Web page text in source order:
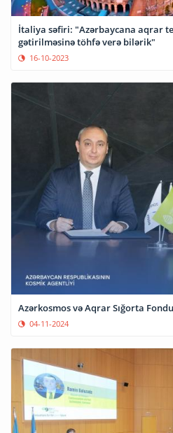
İtaliya səfiri: "Azərbaycana aqrar
gətirilməsinə töhfə verə bilərik"
16-10-2023
Azərkosmos və Aqrar Sığorta
04-11-2024